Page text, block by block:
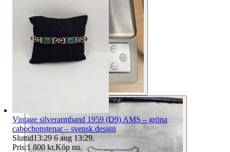
Vintage silverarmband 1959 (D9) AMS – gröna
cabochonstenar – svensk design
Sluttid13:29 6 aug 13:29.
Pris:1 800 kr,Köp nu.